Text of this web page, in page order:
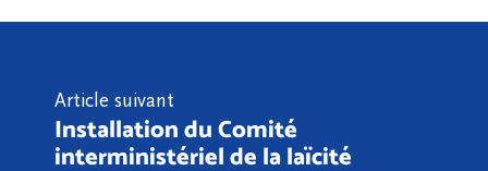
Article suivant
Installation du Comité
interministériel de la laïcité